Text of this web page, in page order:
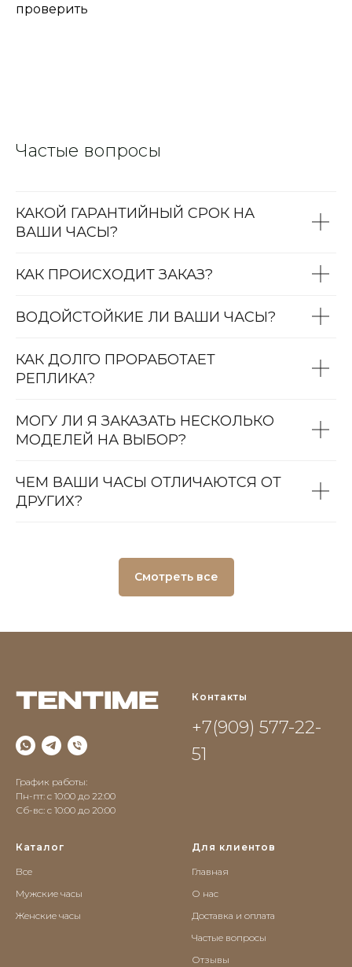
проверить
Частые вопросы
КАКОЙ ГАРАНТИЙНЫЙ СРОК НА
ВАШИ ЧАСЫ?
КАК ПРОИСХОДИТ ЗАКАЗ?
ВОДОЙСТОЙКИЕ ЛИ ВАШИ ЧАСЫ?
КАК ДОЛГО ПРОРАБОТАЕТ
РЕПЛИКА?
МОГУ ЛИ Я ЗАКАЗАТЬ НЕСКОЛЬКО
МОДЕЛЕЙ НА ВЫБОР?
ЧЕМ ВАШИ ЧАСЫ ОТЛИЧАЮТСЯ ОТ
ДРУГИХ?
Смотреть все
График работы:
Пн-пт: с 10:00 до 22:00
Сб-вс: c 10:00 до 20:00
Контакты
+7(909) 577-22-
51
Каталог
Все
Мужские часы
Женские часы
Для клиентов
Главная
О нас
Доставка и оплата
Частые вопросы
Отзывы